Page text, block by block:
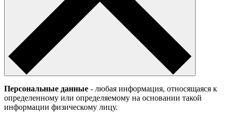
Персональные данные - любая информация, относящаяся к
определенному или определяемому на основании такой
информации физическому лицу.